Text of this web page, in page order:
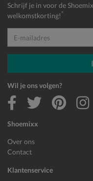
Shoemixx
Over ons
Contact
Klantenservice
Schrijf je in voor de
welkomstkorting! *
E-mailadres
Wil je ons volgen?